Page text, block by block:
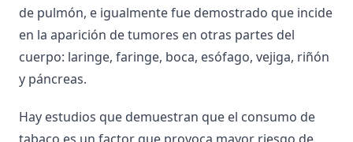
de pulmón, e igualmente fue demostrado que incide
en la aparición de tumores en otras partes del
cuerpo: laringe, faringe, boca, esófago, vejiga, riñón
y páncreas.
Hay estudios que demuestran que el consumo de